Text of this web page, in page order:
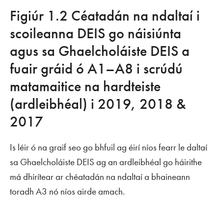
Figiúr 1.2 Céatadán na ndaltaí i
scoileanna DEIS go náisiúnta
agus sa Ghaelcholáiste DEIS a
fuair gráid ó A1–A8 i scrúdú
matamaitice na hardteiste
(ardleibhéal) i 2019, 2018 &
2017
Is léir ó na graif seo go bhfuil ag éirí níos fearr le daltaí
sa Ghaelcholáiste DEIS ag an ardleibhéal go háirithe
má dhírítear ar chéatadán na ndaltaí a bhaineann
toradh A3 nó níos airde amach.